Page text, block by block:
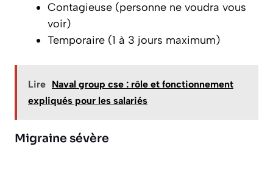
Contagieuse (personne ne voudra vous
voir)
Temporaire (1 à 3 jours maximum)
Lire Naval group cse : rôle et fonctionnement
expliqués pour les salariés
Migraine sévère